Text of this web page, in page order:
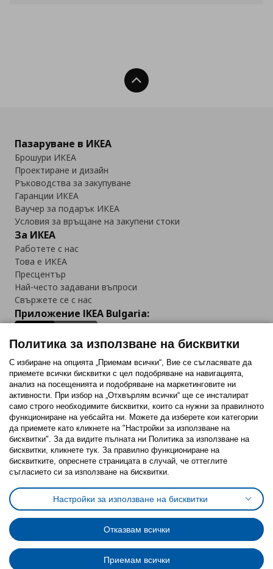
Нагоре
Пазаруване в ИКЕА
Брошури ИКЕА
Проектиране и дизайн
Ръководства за закупуване
Гаранции ИКЕА
Ваучер за подарък ИКЕА
Условия за връщане на закупени стоки
За ИКЕА
Работете с нас
Това е ИКЕА
Пресцентър
Най-често задавани въпроси
Свържете се с нас
Приложение IKEA Bulgaria:
Последвайте ни:
FacebookTwitterYoutubePinterestInstagram
Политика за използване на бисквитки (Cookies)
Избор на настройки за използване на бисквитки
Условия за ползване на ikea.bgОбща политика за личните данни
Политика за защита на личните данни на ikea.bg
Общи условия на програма IKEA Family
Политика за защита на лични данни на програма IKEA Family
Политика за използване на бисквитки
С избиране на опцията „Приемам всички“, Вие се съгласявате да
приемете всички бисквитки с цел подобряване на навигацията,
анализ на посещенията и подобряване на маркетинговите ни
активности. При избор на „Отхвърлям всички“ ще се инсталират
само строго необходимитe бисквитки, които са нужни за правилното
функциониране на уебсайта ни. Можете да изберете кои категории
да приемете като кликнете на "Настройки за използване на
бисквитки". За да видите пълната ни Политика за използване на
бисквитки, кликнете тук. За правилно функциониране на
бисквитките, опреснете страницата в случай, че оттеглите
съгласието си за използване на бисквитки.
Настройки за използване на бисквитки
Отказвам всички
Приемам всички